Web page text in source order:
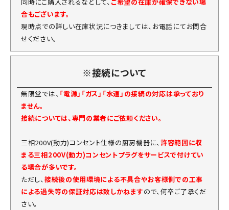
合もございます。
現時点での詳しい在庫状況につきましては、お電話にてお問合
せください。
※接続について
無限堂では、 「電源」「ガス」「水道」の接続の対応は承っており
ません。
接続については、専門の業者にご依頼ください。
三相200V(動力)コンセント仕様の厨房機器に、 許容範囲に収
まる三相200V(動力)コンセントプラグをサービスで付けてい
る場合が多いです。
ただし、 接続後の使用環境による不具合やお客様側での工事
による過失等の保証対応は致しかねますので、何卒ご了承くだ
さい。